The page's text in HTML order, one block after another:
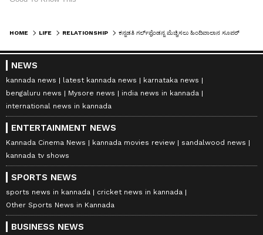
HOME LIFE RELATIONSHIP
NEWS
kannada news latest kannada news
karnataka news
bengaluru news
Mysore news
india news in kannada
international news in kannada
ENTERTAINMENT NEWS
Kannada Cinema News kannada movies review
sandalwood news
kannada tv shows
SPORTS NEWS
sports news in kannada
cricket news in kannada
Other Sports News in Kannada
BUSINESS NEWS